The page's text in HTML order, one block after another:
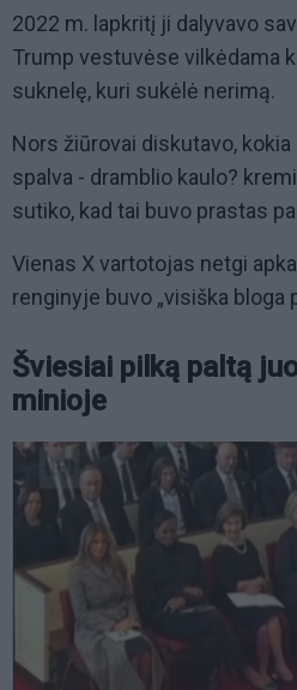
2022 m. lapkritį ji dalyvavo
Trump vestuvėse vilkėdama
suknelę, kuri sukėlė nerimą.
Nors žiūrovai diskutavo,
spalva - dramblio kaulo?
sutiko, kad tai buvo prastas
Vienas X vartotojas netgi
renginyje buvo „visiška bloga
Šviesiai pilką paltą
minioje